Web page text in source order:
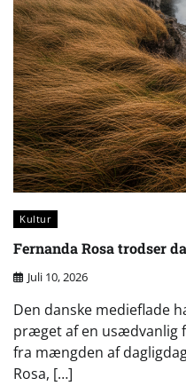
Kultur
Fernanda Rosa trodser
Juli 10, 2026
Den danske medieflade
præget af en usædvanlig
fra mængden af
Rosa, […]